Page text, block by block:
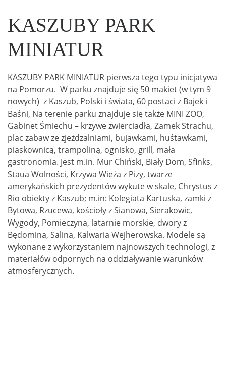
KASZUBY PARK
MINIATUR
KASZUBY PARK MINIATUR pierwsza tego typu inicjatywa
na Pomorzu. W parku znajduje się 50 makiet (w tym 9
nowych) z Kaszub, Polski i świata, 60 postaci z Bajek i
Baśni, Na terenie parku znajduje się także MINI ZOO,
Gabinet Śmiechu – krzywe zwierciadła, Zamek Strachu,
plac zabaw ze zjeżdzalniami, bujawkami, huśtawkami,
piaskownicą, trampoliną, ognisko, grill, mała
gastronomia. Jest m.in. Mur Chiński, Biały Dom, Sfinks,
Staua Wolności, Krzywa Wieża z Pizy, twarze
amerykańskich prezydentów wykute w skale, Chrystus z
Rio obiekty z Kaszub; m.in: Kolegiata Kartuska, zamki z
Bytowa, Rzucewa, kościoły z Sianowa, Sierakowic,
Wygody, Pomieczyna, latarnie morskie, dwory z
Będomina, Salina, Kalwaria Wejherowska. Modele są
wykonane z wykorzystaniem najnowszych technologi, z
materiałów odpornych na oddziaływanie warunków
atmosferycznych.